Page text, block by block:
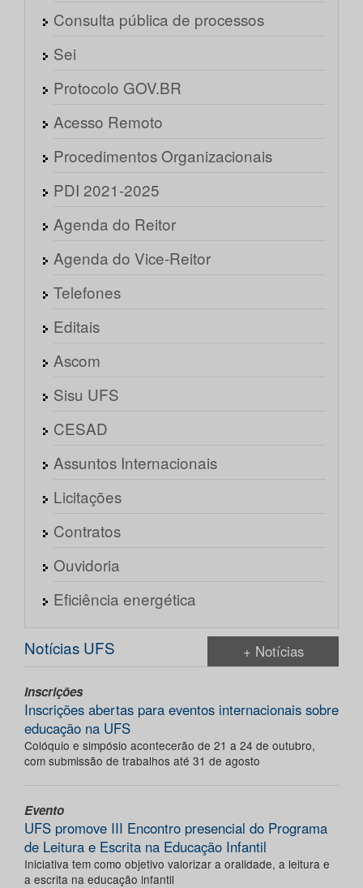
Consulta pública de processos
Sei
Protocolo GOV.BR
Acesso Remoto
Procedimentos Organizacionais
PDI 2021-2025
Agenda do Reitor
Agenda do Vice-Reitor
Telefones
Editais
Ascom
Sisu UFS
CESAD
Assuntos Internacionais
Licitações
Contratos
Ouvidoria
Eficiência energética
Notícias UFS + Notícias
Inscrições
Inscrições abertas para eventos internacionais sobre
educação na UFS
Colóquio e simpósio acontecerão de 21 a 24 de outubro,
com submissão de trabalhos até 31 de agosto
Evento
UFS promove III Encontro presencial do Programa
de Leitura e Escrita na Educação Infantil
Iniciativa tem como objetivo valorizar a oralidade, a leitura e
a escrita na educação infantil